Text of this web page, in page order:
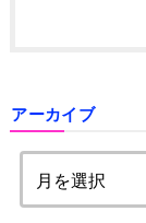
アーカイブ